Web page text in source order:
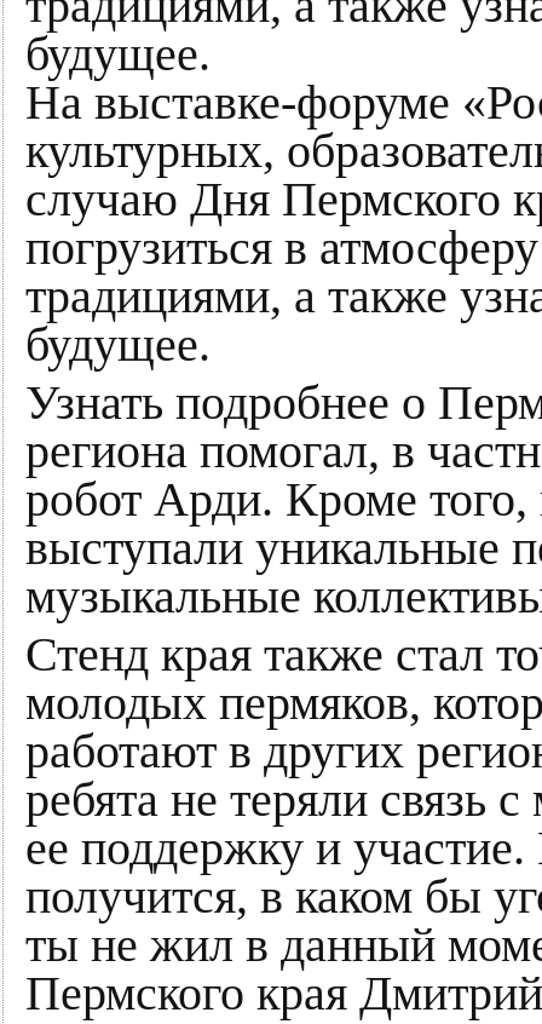
будущее.
На выставке-форуме
культурных,
случаю Дня Пермского
погрузиться в
традициями, а также
будущее.
Узнать подробнее о
региона помогал, в
робот Арди. Кроме того,
выступали уникальные
музыкальные
Стенд края также стал
молодых пермяков,
работают в других
ребята не теряли связь
ее поддержку и
получится, в каком бы
ты не жил в данный
Пермского края